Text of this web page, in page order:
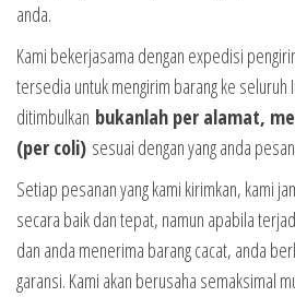
anda.
Kami bekerjasama dengan expedisi
tersedia untuk mengirim barang ke seluruh
ditimbulkan bukanlah per alamat,
(per coli) sesuai dengan yang anda
Setiap pesanan yang kami kirimkan, kami
secara baik dan tepat, namun apabila
dan anda menerima barang cacat, anda
garansi. Kami akan berusaha semaksimal